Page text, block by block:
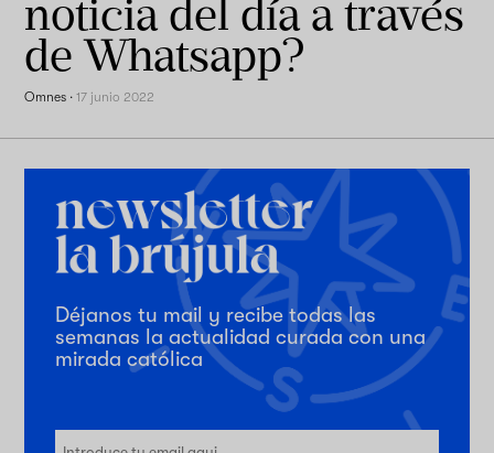
noticia del día a través
de Whatsapp?
Omnes ·17 junio 2022
Déjanos tu mail y recibe todas las
semanas la actualidad curada con una
mirada católica